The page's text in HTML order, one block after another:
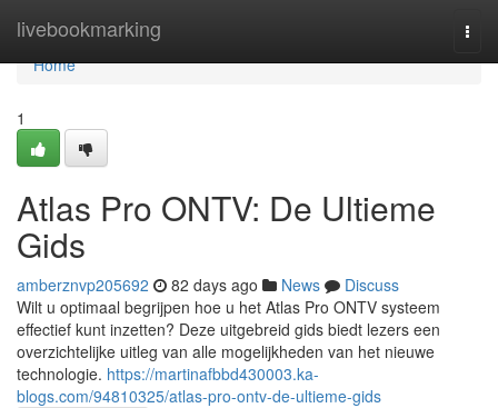
livebookmarking
Home
Home
1
Atlas Pro ONTV: De Ultieme
Gids
amberznvp205692 82 days ago News
Discuss
Wilt u optimaal begrijpen hoe u het Atlas Pro ONTV systeem
effectief kunt inzetten? Deze uitgebreid gids biedt lezers een
overzichtelijke uitleg van alle mogelijkheden van het nieuwe
technologie. https://martinafbbd430003.ka-
blogs.com/94810325/atlas-pro-ontv-de-ultieme-gids